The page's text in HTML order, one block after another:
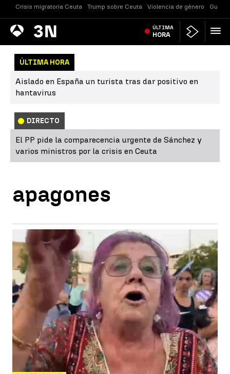
Crisis migratoria Ceuta Trump sobre Ceuta Violencia de género
Antena
3 Noticias ÚLTIMA
HORA
ÚLTIMA HORA
Aislado en España un turista tras dar positivo en
hantavirus
DIRECTO
El PP pide la comparecencia urgente de Sánchez y
varios ministros por la crisis en Ceuta
apagones